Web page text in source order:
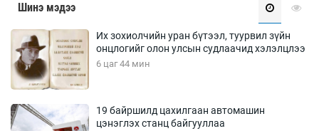
Шинэ мэдээ
Их зохиолчийн уран бүтээл, туурвил зүйн
онцлогийг олон улсын судлаачид хэлэлцлээ
6 цаг 44 мин
19 байршилд цахилгаан автомашин
цэнэглэх станц байгууллаа